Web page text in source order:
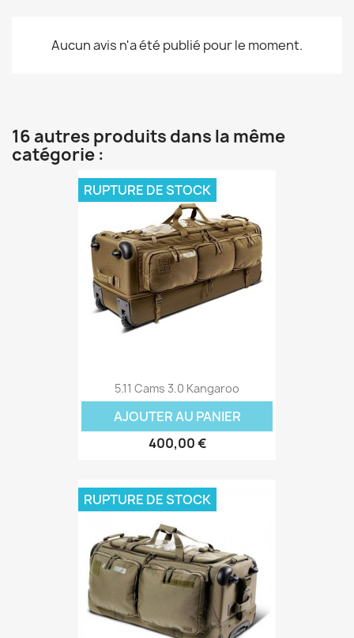
Aucun avis n'a été publié pour le moment.
16 autres produits dans la même
catégorie :
5.11 Cams 3.0 Kangaroo
AJOUTER AU PANIER
400,00 €
RUPTURE DE STOCK
RUPTURE DE STOCK